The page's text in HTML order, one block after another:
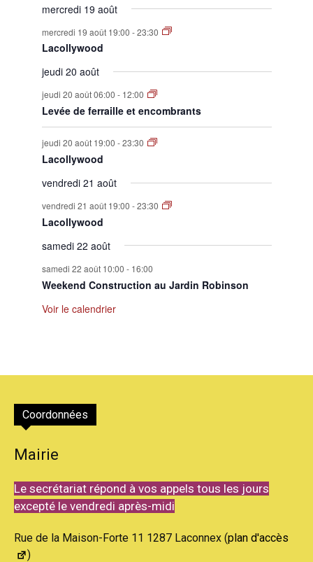
mercredi 19 août
mercredi 19 août 19:00 -23:30
Lacollywood
jeudi 20 août
jeudi 20 août 06:00 - 12:00
Levée de ferraille et encombrants
jeudi 20 août 19:00 -23:30
Lacollywood
vendredi 21 août
vendredi 21 août 19:00 -23:30
Lacollywood
samedi 22 août
samedi 22 août 10:00 - 16:00
Weekend Construction au Jardin Robinson
Voir le calendrier
Coordonnées
Mairie
Le secrétariat répond à vos appels tous les jours
excepté le vendredi après-midi
Rue de la Maison-Forte 11 1287 Laconnex (plan d'accès
)